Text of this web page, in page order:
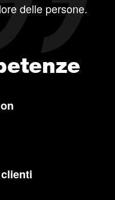
delle persone.